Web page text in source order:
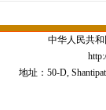
中华人民共
地址：50-D,